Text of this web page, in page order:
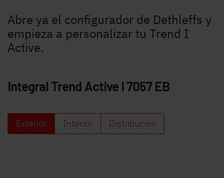
Abre ya el configurador de Dethleffs y
empieza a personalizar tu Trend I
Active.
Integral Trend Active I 7057 EB
Exterior Interior Distribución